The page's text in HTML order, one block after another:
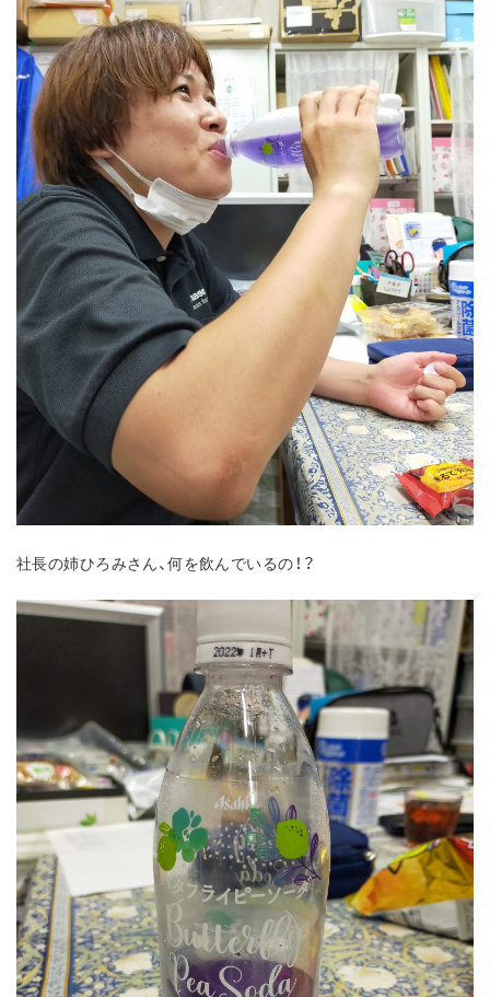
社長の姉ひろみさん、何を飲んでいるの！？